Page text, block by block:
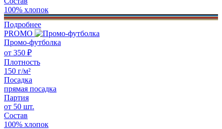
100% хлопок
Подробнее
PROMO
Промо-футболка
от 350 ₽
Плотность
150 г/м²
Посадка
прямая посадка
Партия
от 50 шт.
Состав
100% хлопок